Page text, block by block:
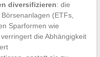
diversifizieren: die
(ETFs,
Sparformen wie
die Abhängigkeit